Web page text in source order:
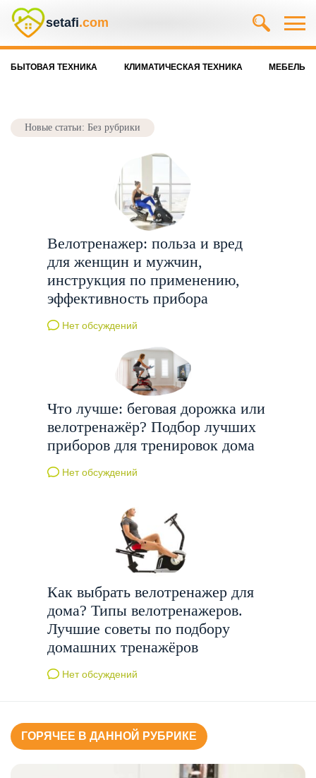
setafi.com
БЫТОВАЯ ТЕХНИКА КЛИМАТИЧЕСКАЯ ТЕХНИКА МЕБЕЛЬ
Новые статьи: Без рубрики
Велотренажер: польза и вред
для женщин и мужчин,
инструкция по применению,
эффективность прибора
Нет обсуждений
Что лучше: беговая дорожка или
велотренажёр? Подбор лучших
приборов для тренировок дома
Нет обсуждений
Как выбрать велотренажер для
дома? Типы велотренажеров.
Лучшие советы по подбору
домашних тренажёров
Нет обсуждений
ГОРЯЧЕЕ В ДАННОЙ РУБРИКЕ